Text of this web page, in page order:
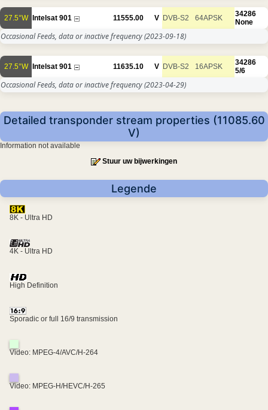
27.5°W Intelsat 901 11555.00 V DVB-S2 64APSK
34286
None
Occasional Feeds, data or inactive frequency(2023-09-18)
27.5°W Intelsat 901 11635.10 V DVB-S2 16APSK
34286
5/6
Occasional Feeds, data or inactive frequency(2023-04-29)
Detailed transponder stream properties (11085.60
V)
Information not available
Stuur uw bijwerkingen
Legende
8K - Ultra HD
4K - Ultra HD
High Definition
Sporadic or full 16/9 transmission
Video: MPEG-4/AVC/H-264
Video: MPEG-H/HEVC/H-265